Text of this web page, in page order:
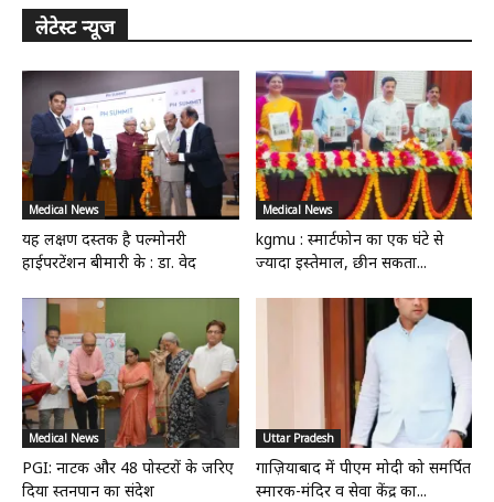
लेटेस्ट न्यूज
Medical News
यह लक्षण दस्तक है पल्मोनरी
हाईपरटेंशन बीमारी के : डा. वेद
Medical News
kgmu : स्मार्टफोन का एक घंटे से
ज्यादा इस्तेमाल, छीन सकता...
Medical News
PGI: नाटक और 48 पोस्टरों के जरिए
दिया स्तनपान का संदेश
Uttar Pradesh
गाज़ियाबाद में पीएम मोदी को समर्पित
स्मारक-मंदिर व सेवा केंद्र का...